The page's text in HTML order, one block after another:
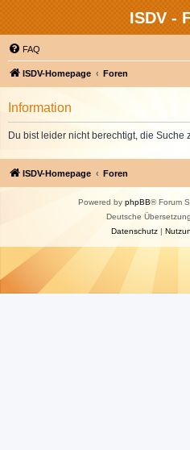
ISDV -
FAQ
ISDV-Homepage Foren
Information
Du bist leider nicht berechtigt, die Suche
ISDV-Homepage Foren
Powered by phpBB® Forum
Deutsche
Datenschutz|